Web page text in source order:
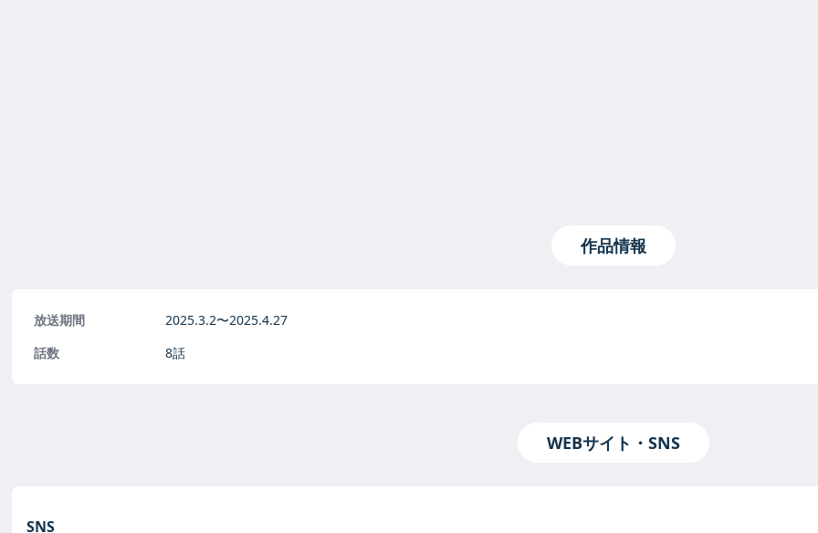
作品情報
放送期間 2025.3.2〜2025.4.27
話数
8話
WEBサイト・SNS
SNS